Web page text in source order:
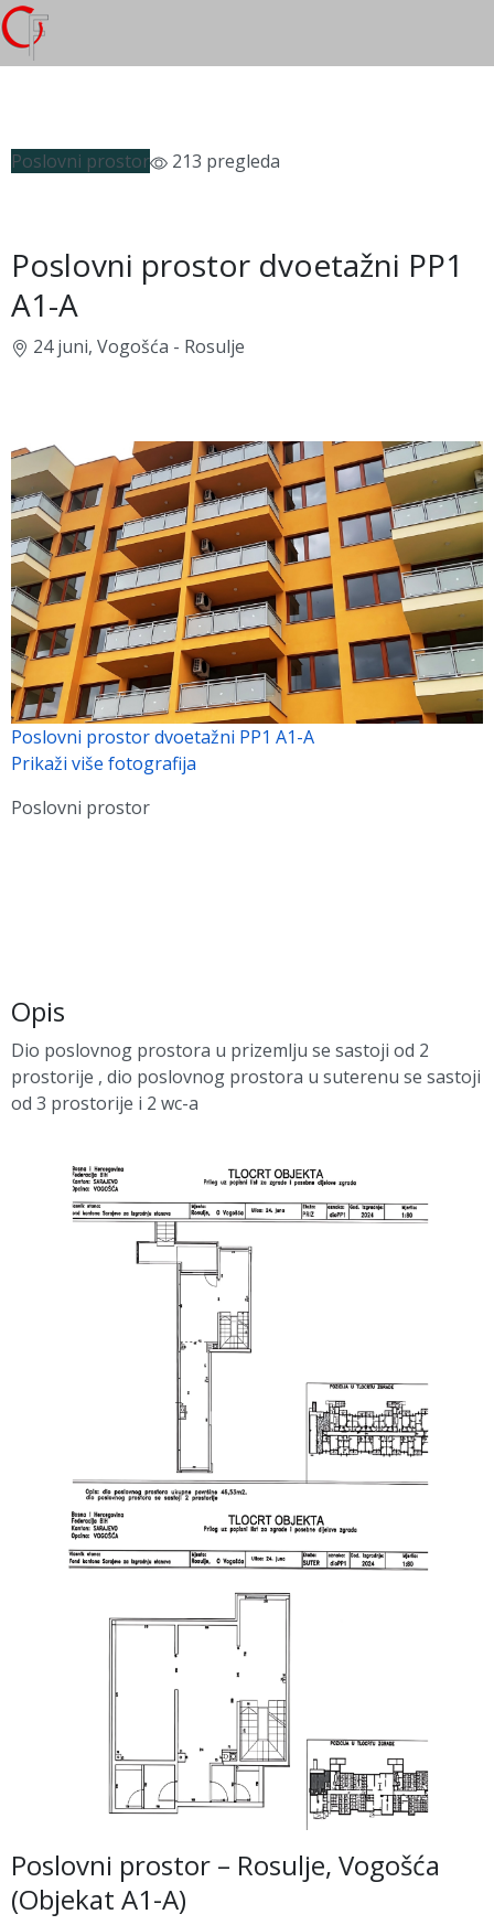
Poslovni prostor 213 pregleda
Poslovni prostor dvoetažni PP1
A1-A
24 juni, Vogošća - Rosulje
Poslovni prostor dvoetažni PP1 A1-A
Prikaži više fotografija
Poslovni prostor
Opis
Dio poslovnog prostora u prizemlju se sastoji od 2
prostorije , dio poslovnog prostora u suterenu se sastoji
od 3 prostorije i 2 wc-a
Poslovni prostor – Rosulje, Vogošća
(Objekat A1-A)